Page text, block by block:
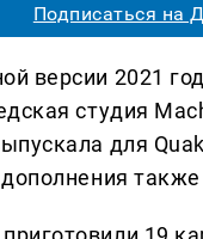
Подписаться на
версии 2021
студия
для